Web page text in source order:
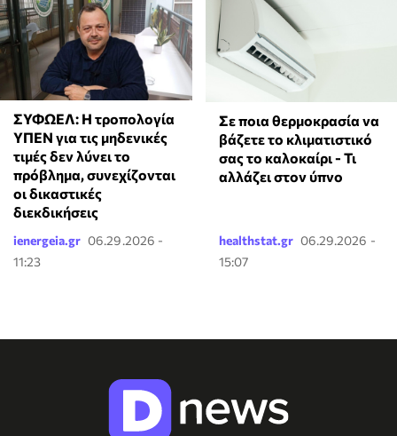
ΣΥΦΩΕΛ: Η τροπολογία
ΥΠΕΝ για τις μηδενικές
τιμές δεν λύνει το
πρόβλημα, συνεχίζονται
οι δικαστικές
διεκδικήσεις
ienergeia.gr 06.29.2026 -
11:23
Σε ποια θερμοκρασία να
βάζετε το κλιματιστικό
σας το καλοκαίρι - Τι
αλλάζει στον ύπνο
healthstat.gr 06.29.2026 -
15:07